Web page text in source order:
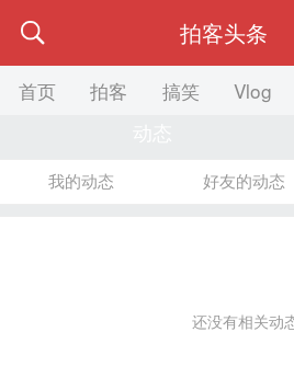
拍客头条
首页 拍客 搞笑 Vlog
我的动态 好友的动态
还没有相关动